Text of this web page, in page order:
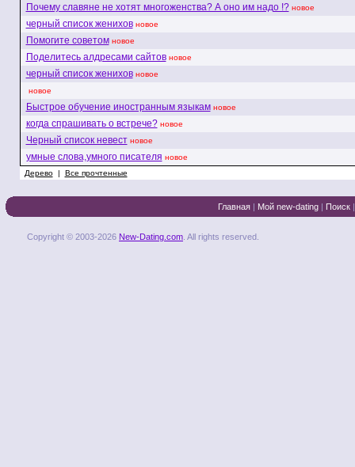
Почему славяне не хотят многоженства? А оно им надо !? новое
черный список женихов новое
Помогите советом новое
Поделитесь алдресами сайтов новое
черный список женихов новое
новое
Быстрое обучение иностранным языкам новое
когда спрашивать о встрече? новое
Черный список невест новое
умные слова,умного писателя новое
Дерево| Все прочтенные
Главная | Мой new-dating | Поиск
Copyright © 2003-2026 New-Dating.com . All rights reserved.